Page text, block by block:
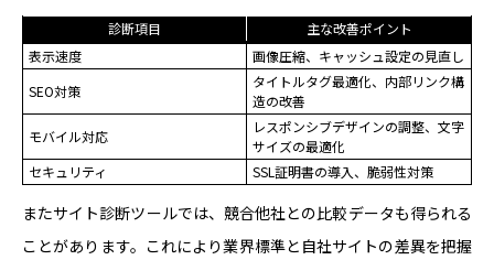
診断項目
主な改善ポイント
表示速度
画像圧縮、キャッシュ設定の見直し
SEO対策
タイトルタグ最適化、内部リンク構
造の改善
モバイル対応
レスポンシブデザインの調整、文字
サイズの最適化
セキュリティ
SSL証明書の導入、脆弱性対策
またサイト診断ツールでは、競合他社との比較データも得られる
ことがあります。これにより業界標準と自社サイトの差異を把握